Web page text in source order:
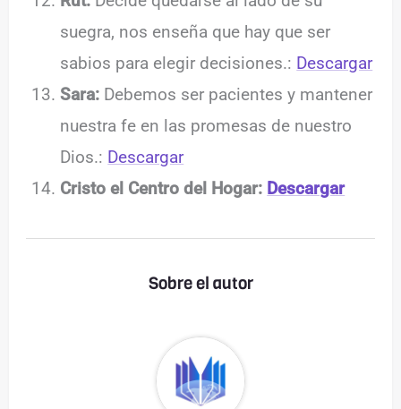
suegra, nos enseña que hay que ser
sabios para elegir decisiones.: Descargar
Sara: Debemos ser pacientes y mantener
nuestra fe en las promesas de nuestro
Dios.: Descargar
Cristo el Centro del Hogar: Descargar
Sobre el autor